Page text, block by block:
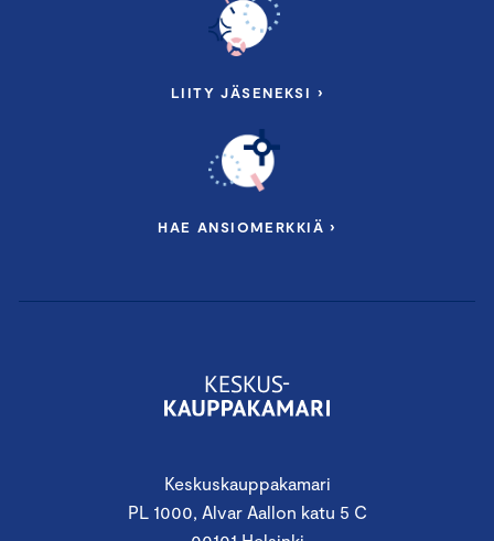
Keskuskauppakamari
PL 1000, Alvar Aallon katu 5 C
LIITY JÄSENEKSI ›
HAE ANSIOMERKKIÄ ›